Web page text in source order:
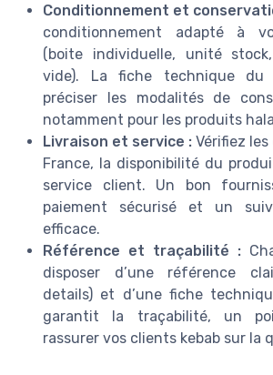
Conditionnement et
conditionnement adapté à
(boite individuelle, unité
vide). La fiche technique du
préciser les modalités de
notamment pour les produits
Livraison et service : Vérifiez
France, la disponibilité du
service client. Un bon
paiement sécurisé et un
efficace.
Référence et traçabilité :
disposer d’une référence
details) et d’une fiche
garantit la traçabilité, un
rassurer vos clients kebab sur la